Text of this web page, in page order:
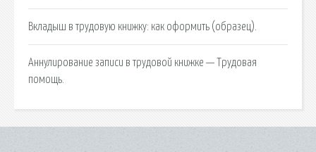
Вкладыш в трудовую книжку: как оформить (образец).
Аннулирование записи в трудовой книжке — Трудовая
помощь.